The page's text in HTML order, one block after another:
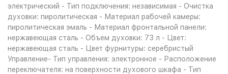
электрический - Тип подключения: независимая - Очистка
духовки: пиролитическая - Материал рабочей камеры:
пиролитическая эмаль - Материал фронтальной панели:
нержавеющая сталь - Объем духовки: 73 л - Цвет:
нержавеющая сталь - Цвет фурнитуры: серебристый
Управление- Тип управления: электронное - Расположение
переключателя: на поверхности духового шкафа - Тип